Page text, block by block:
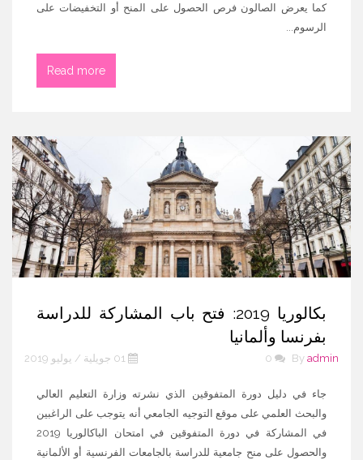
كما يعرض الصالون فرص الحصول على المنح أو التخفيضات على
الرسوم...
Read more
بكالوريا 2019: فتح باب المشاركة للدراسة
بفرنسا وألمانيا
By admin
جاء في دليل دورة المتفوقين الذي نشرته وزارة التعليم العالي
والبحث العلمي على موقع التوجيه الجامعي أنه يتوجب على الراغبين
في المشاركة في دورة المتفوقين في امتحان الباكالوريا 2019
والحصول على منح جامعية للدراسة بالجامعات الفرنسية أو الألمانية